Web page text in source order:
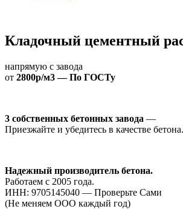
Кладочный цементный
напрямую с завода
от 2800р/м3 — По ГОСТу
3 собственных бетонных завода —
Приезжайте и убедитесь в качестве бетона.
Надежный производитель бетона.
Работаем с 2005 года.
ИНН: 9705145040 — Проверьте Сами
(Не меняем ООО каждый год)